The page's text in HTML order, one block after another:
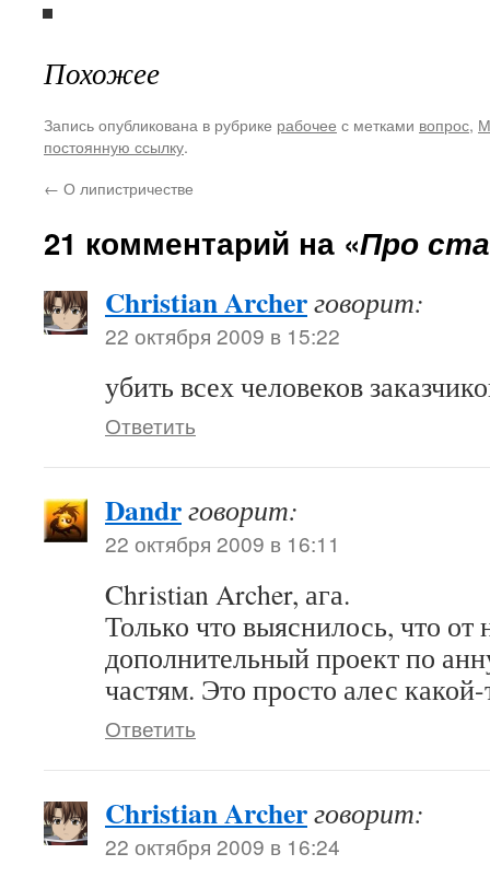
Похожее
Запись опубликована в рубрике рабочее с метками вопрос,
постоянную ссылку.
← О липистричестве
21 комментарий на «Про
Christian Archerговорит:
22 октября 2009 в 15:22
убить всех человеков
Ответить
Dandrговорит:
22 октября 2009 в 16:11
Christian Archer, ага.
Только что выяснилось, что от
дополнительный проект по
частям. Это просто алес
Ответить
Christian Archerговорит:
22 октября 2009 в 16:24